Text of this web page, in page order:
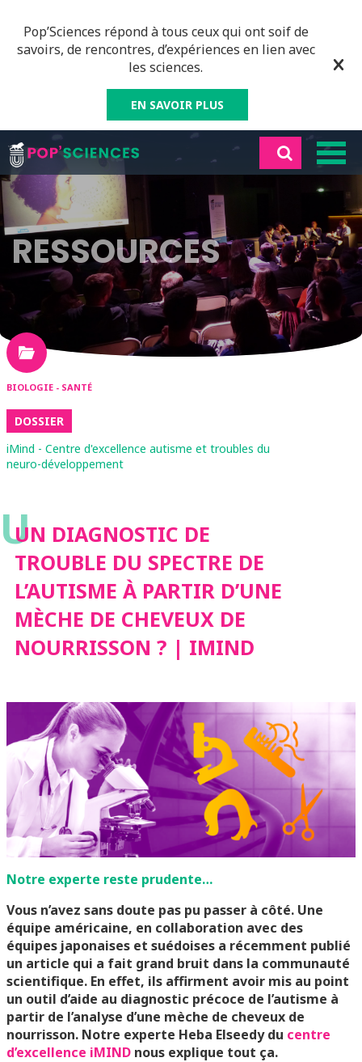
Pop’Sciences répond à tous ceux qui ont soif de
savoirs, de rencontres, d’expériences en lien avec
les sciences.
EN SAVOIR PLUS
RESSOURCES
BIOLOGIE - SANTÉ
DOSSIER
iMind - Centre d'excellence autisme et troubles du
neuro-développement
UUN DIAGNOSTIC DE
TROUBLE DU SPECTRE DE
L’AUTISME À PARTIR D’UNE
MÈCHE DE CHEVEUX DE
NOURRISSON ? | IMIND
Notre experte reste prudente…
Vous n’avez sans doute pas pu passer à côté. Une
équipe américaine, en collaboration avec des
équipes japonaises et suédoises a récemment publié
un article qui a fait grand bruit dans la communauté
scientifique. En effet, ils affirment avoir mis au point
un outil d’aide au diagnostic précoce de l’autisme à
partir de l’analyse d’une mèche de cheveux de
nourrisson. Notre experte Heba Elseedy du centre
d’excellence iMIND nous explique tout ça.